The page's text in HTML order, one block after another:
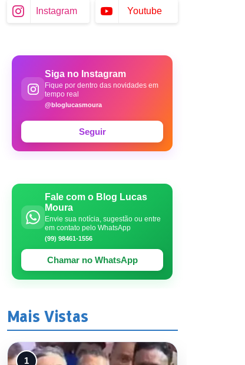
Instagram Youtube
Siga no Instagram
Fique por dentro das novidades em
tempo real
@bloglucasmoura
Seguir
Fale com o Blog Lucas
Moura
Envie sua notícia, sugestão ou entre
em contato pelo WhatsApp
(99) 98461-1556
Chamar no WhatsApp
Mais Vistas